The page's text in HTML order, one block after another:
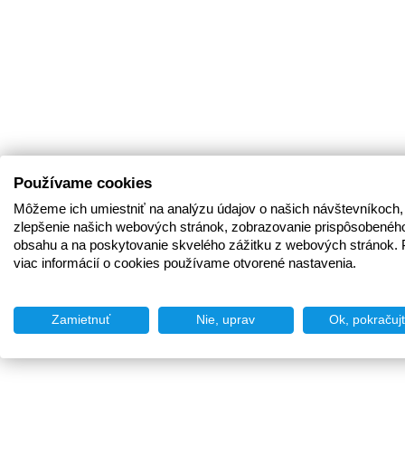
Používame cookies
Môžeme ich umiestniť na analýzu údajov o našich
zlepšenie našich webových stránok, zobrazovanie
obsahu a na poskytovanie skvelého zážitku z webových stránok.
viac informácií o cookies používame otvorené nastavenia.
Zamietnuť Nie, uprav Ok,